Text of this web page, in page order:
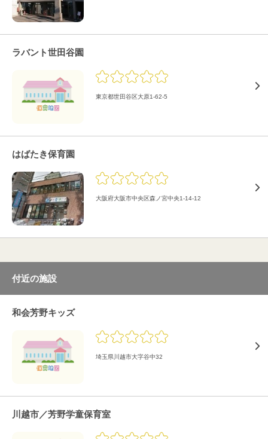
ラバント世田谷園
東京都世田谷区大原1-62-5
はばたき保育園
大阪府大阪市中央区森ノ宮中央1-14-12
付近の施設
和会芳野キッズ
埼玉県川越市大字谷中32
川越市／芳野学童保育室